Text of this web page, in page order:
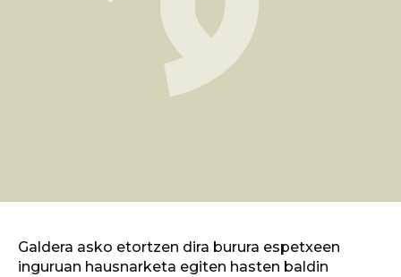
Galdera asko etortzen dira burura espetxeen
inguruan hausnarketa egiten hasten baldin